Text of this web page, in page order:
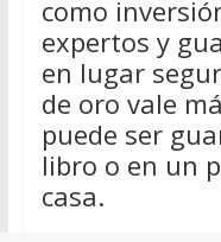
como
expertos y
en lugar
de oro vale
puede ser
libro o en un
casa.